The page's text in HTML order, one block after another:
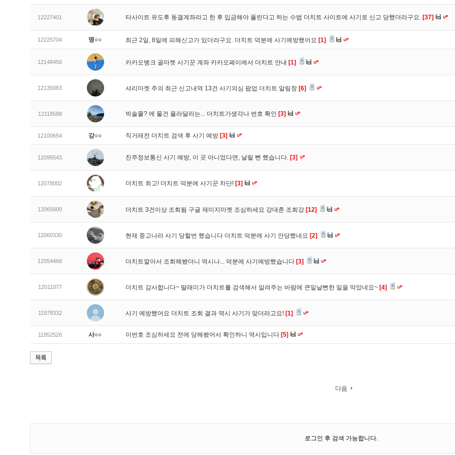
12227401 타사이트 유도후 동결계좌라고 한 후 입금해야 풀린다고 하는 수법 더치트 사이트에 사기로 신고 당했더라구요. [37]
12225704 명○○ 최근 2일, 8일에 피해신고가 있더라구요. 더치트 덕분에 사기예방했어요 [1]
12148456 카카오뱅크 골마켓 사기꾼 계좌 카카오페이에서 더치트 안내 [1]
12135083 셔리마켓 주의 최근 신고내역 13건 사기의심 팝업 더치트 알림창 [6]
12118588 빅솔몰? 에 물건 올라달라는... 더치트가생각나 번호 확인 [3]
12100654 강○○ 직거래전 더치트 검색 후 사기 예방 [3]
12095543 진주정보통신 사기 예방, 이 곳 아니었다면, 날릴 뻔 했습니다. [3]
12078002 더치트 최고! 더치트 덕분에 사기꾼 차단! [3]
12065600 더치트 3건이상 조회됨 구글 재미지마켓 조심하세요 강대춘 조희강 [12]
12060330 현재 중고나라 사기 당할번 했습니다 더치트 덕분에 사기 안당했네요 [2]
12054466 더치트깔아서 조회해봤더니 역시나... 덕분에 사기예방했습니다 [3]
12011077 더치트 감사합니다~ 딸래미가 더치트를 검색해서 알려주는 바람에 큰일날뻔한 일을 막았네요~ [4]
11978332 사기 예방했어요 더치트 조회 결과 역시 사기가 맞더라고요! [1]
11952526 사○○ 이번호 조심하세요 전에 당해봤어서 확인하니 역시입니다 [5]
다음
로그인 후 검색 가능합니다.